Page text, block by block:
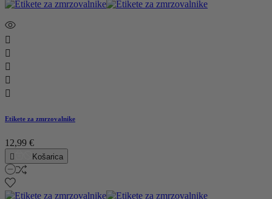





Etikete za zmrzovalnike
12,99 €
 Košarica